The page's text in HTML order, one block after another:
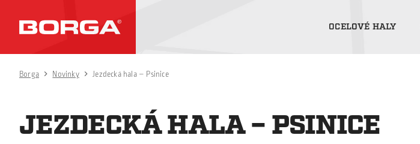
OCELOVÉ HALY
Borga Novinky Jezdecká hala – Psinice
JEZDECKÁ HALA – PSINICE